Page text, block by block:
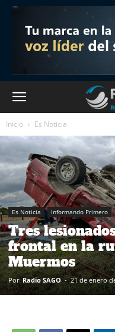
Inicio Es Noticia
Es Noticia Informando Primero
Tres
frontal en la
Muermos
Por Radio SAGO - 21 de enero